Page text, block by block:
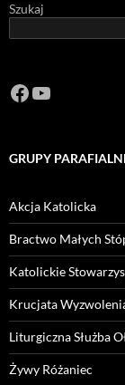
Szukaj
Facebook
https://
GRUPY
Akcja Katolicka
Bractwo Małych
Katolickie
Krucjata
Liturgiczna Służba
Żywy Różaniec